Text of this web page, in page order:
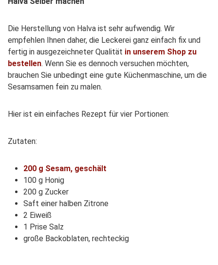
Die Herstellung von Halva ist sehr aufwendig. Wir
empfehlen Ihnen daher, die Leckerei ganz einfach fix und
fertig in ausgezeichneter Qualität in unserem Shop zu
bestellen. Wenn Sie es dennoch versuchen möchten,
brauchen Sie unbedingt eine gute Küchenmaschine, um die
Sesamsamen fein zu malen.
Hier ist ein einfaches Rezept für vier Portionen:
Zutaten:
200 g Sesam, geschält
100 g Honig
200 g Zucker
Saft einer halben Zitrone
2 Eiweiß
1 Prise Salz
große Backoblaten, rechteckig